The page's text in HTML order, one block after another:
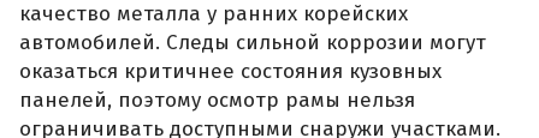
качество металла у ранних корейских
автомобилей. Следы сильной коррозии могут
оказаться критичнее состояния кузовных
панелей, поэтому осмотр рамы нельзя
ограничивать доступными снаружи участками.